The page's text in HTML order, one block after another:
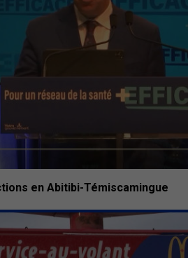
en Abitibi-Témiscamingue